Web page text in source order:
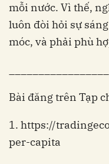
mỗi nước. Vì thế,
luôn đòi hỏi sự
móc, và phải phù
Bài đăng trên Tạp
1. https://
per-capita